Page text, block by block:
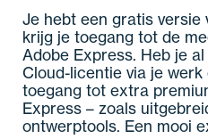
Je hebt een gratis versie
krijg je toegang tot de
Adobe Express. Heb je
Cloud-licentie via je
toegang tot extra
Express – zoals
ontwerptools. Een mooi